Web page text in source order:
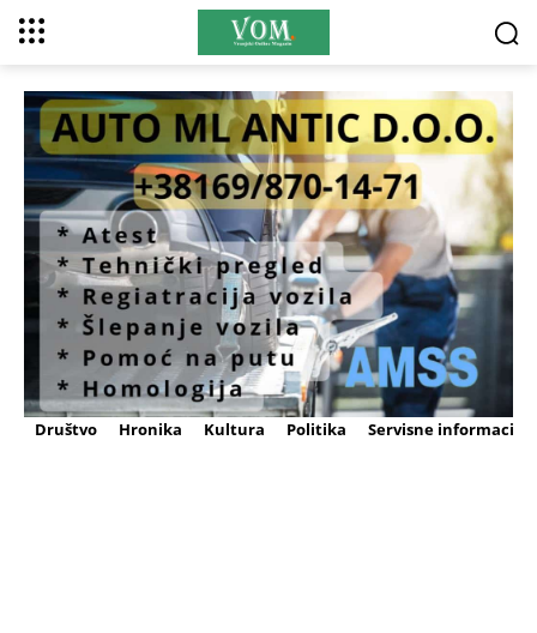
Društvo Hronika Kultura Politika Servisne informacije